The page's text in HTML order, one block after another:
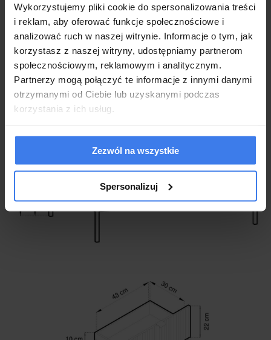
Wykorzystujemy pliki cookie do spersonalizowania treści
i reklam, aby oferować funkcje społecznościowe i
analizować ruch w naszej witrynie. Informacje o tym, jak
korzystasz z naszej witryny, udostępniamy partnerom
społecznościowym, reklamowym i analitycznym.
Partnerzy mogą połączyć te informacje z innymi danymi
otrzymanymi od Ciebie lub uzyskanymi podczas
korzystania z ich usług.
Zezwól na wszystkie
Spersonalizuj
Model
Kolor Labrador/Morski
Gwarancja
2-letnia dla klientów będących
konsumentami